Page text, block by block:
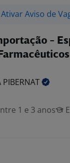
Ativar Aviso de
-
PIBERNAT
1 e 3 anos